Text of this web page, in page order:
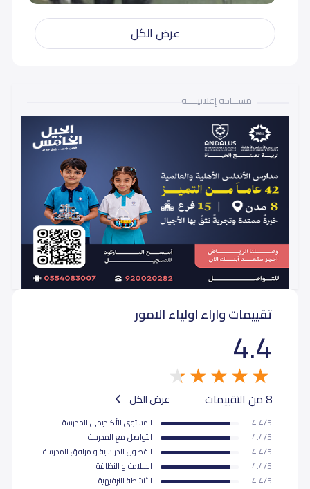
عرض الكل
مســـاحة إعلانيـــــة
تقييمات واراء اولياء الامور
4.4
8 من التقييمات عرض الكل
4.4/5
المستوى اﻷكاديمى للمدرسة
4.4/5
التواصل مع المدرسة
4.4/5
الفصول الدراسية و مرافق المدرسة
4.4/5
السلامة و النظافة
4.4/5
اﻷنشطة الترفيهية